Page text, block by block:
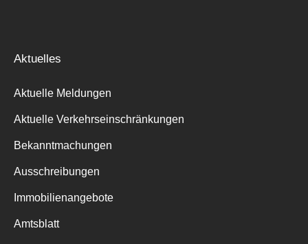
Aktuelles
Aktuelle Meldungen
Aktuelle Verkehrseinschränkungen
Bekanntmachungen
Ausschreibungen
Immobilienangebote
Amtsblatt